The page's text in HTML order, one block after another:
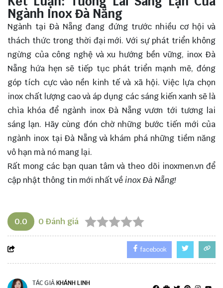
Ngành Inox Đà Nẵng
Ngành tại Đà Nẵng đang đứng trước nhiều cơ hội và
thách thức trong thời đại mới. Với sự phát triển không
ngừng của công nghệ và xu hướng bền vững, inox Đà
Nẵng hứa hẹn sẽ tiếp tục phát triển mạnh mẽ, đóng
góp tích cực vào nền kinh tế và xã hội. Việc lựa chọn
inox chất lượng cao và áp dụng các sáng kiến xanh sẽ là
chìa khóa để ngành inox Đà Nẵng vươn tới tương lai
sáng lạn. Hãy cùng đón chờ những bước tiến mới của
ngành inox tại Đà Nẵng và khám phá những tiềm năng
vô hạn mà nó mang lại.
Rất mong các bạn quan tâm và theo dõi inoxmen.vn để
cập nhật thông tin mới nhất vềinox Đà Nẵng!
0.0 0 Đánh giá
facebook
TÁC GIẢKHÁNH LINH